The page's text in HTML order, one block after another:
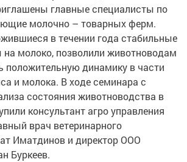
главные специалисты по
молочно – товарных ферм.
в течении года стабильные
молоко, позволили животноводам
положительную динамику в части
и молока. В ходе семинара с
состояния животноводства в
консультант агро управления
врач ветеринарного
Иматдинов и директор ООО
Буркеев.